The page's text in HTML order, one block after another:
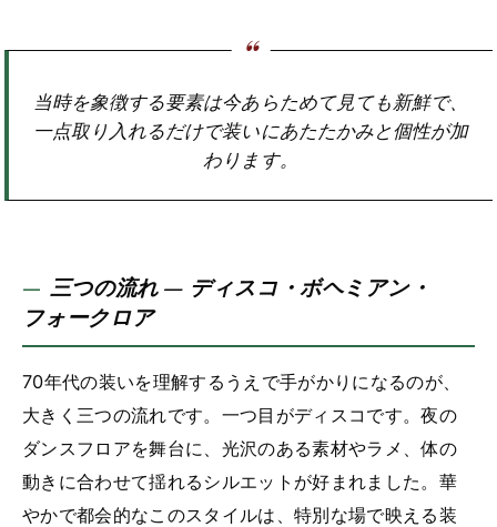
当時を象徴する要素は今あらためて見ても新鮮で、
一点取り入れるだけで装いにあたたかみと個性が加
わります。
三つの流れ — ディスコ・ボヘミアン・
フォークロア
70年代の装いを理解するうえで手がかりになるのが、
大きく三つの流れです。一つ目がディスコです。夜の
ダンスフロアを舞台に、光沢のある素材やラメ、体の
動きに合わせて揺れるシルエットが好まれました。華
やかで都会的なこのスタイルは、特別な場で映える装